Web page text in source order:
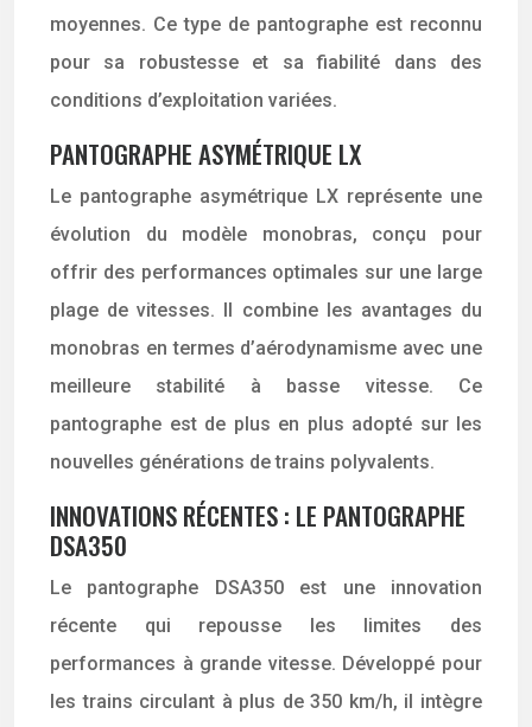
moyennes. Ce type de pantographe est reconnu
pour sa robustesse et sa fiabilité dans des
conditions d’exploitation variées.
PANTOGRAPHE ASYMÉTRIQUE LX
Le pantographe asymétrique LX représente une
évolution du modèle monobras, conçu pour
offrir des performances optimales sur une large
plage de vitesses. Il combine les avantages du
monobras en termes d’aérodynamisme avec une
meilleure stabilité à basse vitesse. Ce
pantographe est de plus en plus adopté sur les
nouvelles générations de trains polyvalents.
INNOVATIONS RÉCENTES : LE PANTOGRAPHE
DSA350
Le pantographe DSA350 est une innovation
récente qui repousse les limites des
performances à grande vitesse. Développé pour
les trains circulant à plus de 350 km/h, il intègre